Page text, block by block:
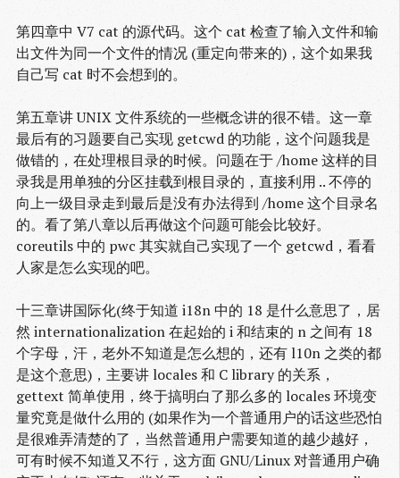
第四章中 V7 cat 的源代码。这个 cat 检查了输入文件和输
出文件为同一个文件的情况 (重定向带来的)，这个如果我
自己写 cat 时不会想到的。
第五章讲 UNIX 文件系统的一些概念讲的很不错。这一章
最后有的习题要自己实现 getcwd 的功能，这个问题我是
做错的，在处理根目录的时候。问题在于 /home 这样的目
录我是用单独的分区挂载到根目录的，直接利用 .. 不停的
向上一级目录走到最后是没有办法得到 /home 这个目录名
的。看了第八章以后再做这个问题可能会比较好。
coreutils 中的 pwc 其实就自己实现了一个 getcwd，看看
人家是怎么实现的吧。
十三章讲国际化(终于知道 i18n 中的 18 是什么意思了，居
然 internationalization 在起始的 i 和结束的 n 之间有 18
个字母，汗，老外不知道是怎么想的，还有 l10n 之类的都
是这个意思)，主要讲 locales 和 C library 的关系，
gettext 简单使用，终于搞明白了那么多的 locales 环境变
量究竟是做什么用的 (如果作为一个普通用户的话这些恐怕
是很难弄清楚的了，当然普通用户需要知道的越少越好，
可有时候不知道又不行，这方面 GNU/Linux 对普通用户确